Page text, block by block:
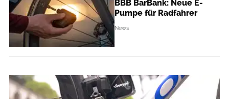
BBB BarBank: Neue E-
Pumpe für Radfahrer
News